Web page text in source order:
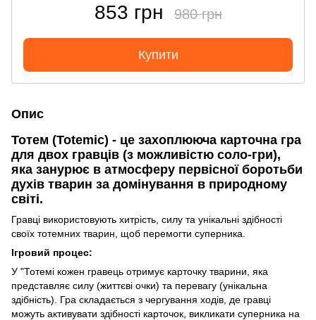
853 грн 980 грн
Купити
Опис
Тотем (Totemic) - це захоплююча карточна гра
для двох гравців (з можливістю соло-гри),
яка занурює в атмосферу первісної боротьби
духів тварин за домінування в природному
світі.
Гравці використовують хитрість, силу та унікальні здібності
своїх тотемних тварин, щоб перемогти суперника.
Ігровий процес:
У "Тотемі кожен гравець отримує карточку тварини, яка
представляє силу (життєві очки) та перевагу (унікальна
здібність). Гра складається з чергування ходів, де гравці
можуть активувати здібності карточок, викликати суперника на